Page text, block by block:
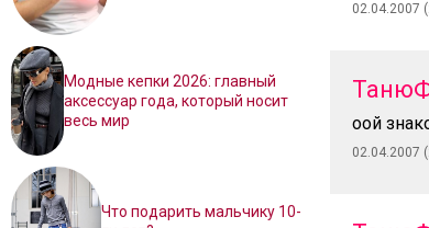
Модные кепки 2026: главный
аксессуар года, который носит
весь мир
Что подарить мальчику 10-
02.04.2007
оой
02.04.2007